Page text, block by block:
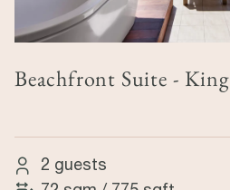
Beachfront Suite - King
2 guests